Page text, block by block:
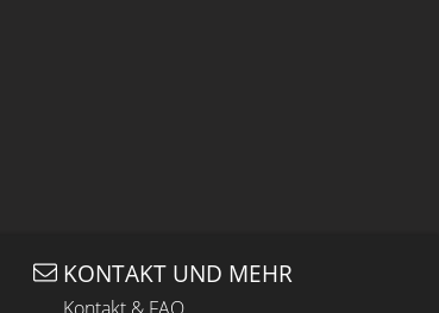
KONTAKT UND MEHR